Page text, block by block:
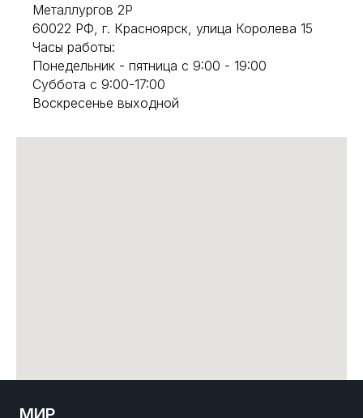
Металлургов 2Р
60022 РФ, г. Красноярск, улица Королева 15
Часы работы:
Понедельник - пятница с 9:00 - 19:00
Суббота с 9:00-17:00
Воскресенье выходной
МИР